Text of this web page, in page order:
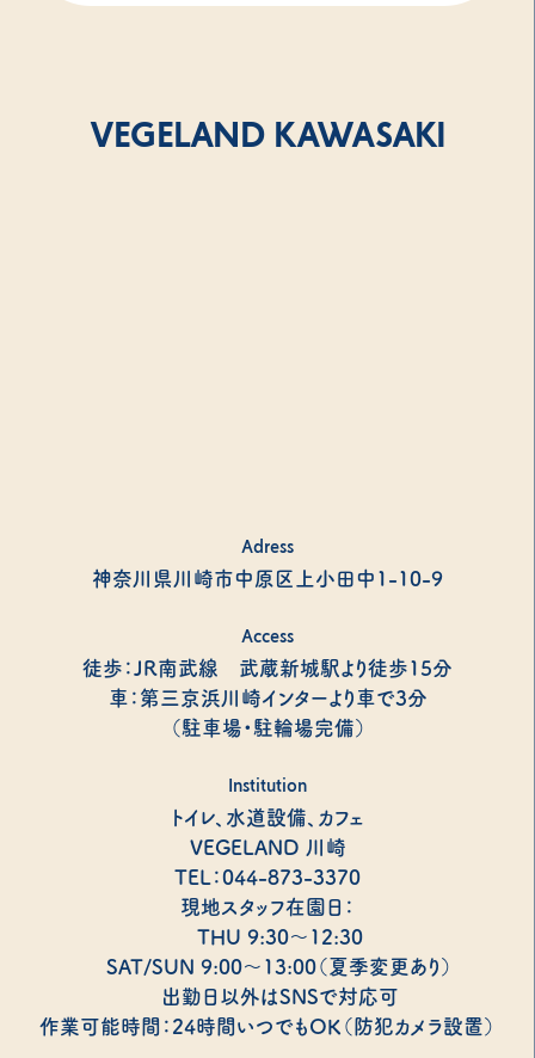
VEGELAND KAWASAKI
Adress
神奈川県川崎市中原区上小田中1-10-9
Access
徒歩：JR南武線 武蔵新城駅より徒歩15分
車：第三京浜川崎インターより車で3分
（駐車場・駐輪場完備）
Institution
トイレ、水道設備、カフェ
VEGELAND 川崎
TEL：044-873-3370
現地スタッフ在園日：
THU 9:30～12:30
SAT/SUN 9:00～13:00（夏季変更あり）
出勤日以外はSNSで対応可
作業可能時間：24時間いつでもOK（防犯カメラ設置）